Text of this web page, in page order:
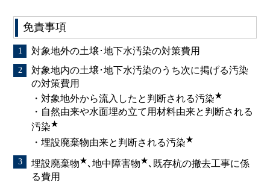
免責事項
対象地外の土壌･地下水汚染の対策費用
対象地内の土壌･地下水汚染のうち次に掲げる汚染
の対策費用
・対象地外から流入したと判断される汚染★
・自然由来や水面埋め立て用材料由来と判断される
汚染★
・埋設廃棄物由来と判断される汚染★
埋設廃棄物★､地中障害物★､既存杭の撤去工事に係
る費用